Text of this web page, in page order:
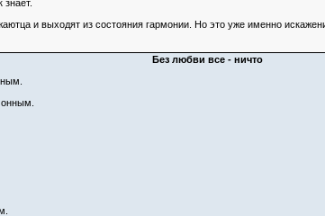
и выходят из состояния гармонии. Но это уже именно
Без любви все - ничто